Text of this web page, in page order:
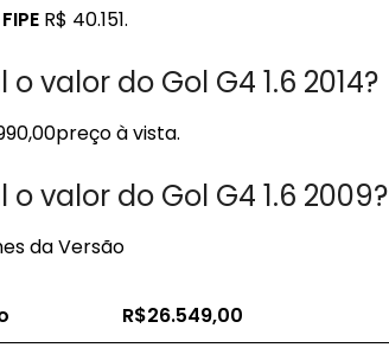
R$ 40.151.
o valor do Gol G4 1.6 2014?
à vista.
o valor do Gol G4 1.6 2009?
da Versão
R$26.549,00